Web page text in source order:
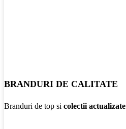
BRANDURI DE CALITATE
Branduri de top si colectii actualizate